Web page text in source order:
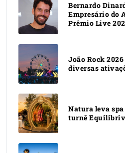
Bernardo
Empresário do
Prêmio Live
João Rock 2026
diversas
Natura leva spa
turnê